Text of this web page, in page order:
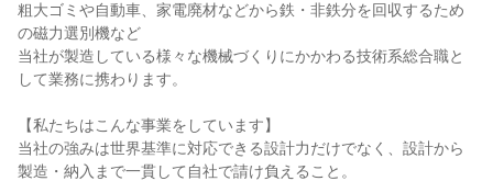
粗大ゴミや自動車、家電廃材などから鉄・非鉄分を回収するため
の磁力選別機など
当社が製造している様々な機械づくりにかかわる技術系総合職と
して業務に携わります。
【私たちはこんな事業をしています】
当社の強みは世界基準に対応できる設計力だけでなく、設計から
製造・納入まで一貫して自社で請け負えること。